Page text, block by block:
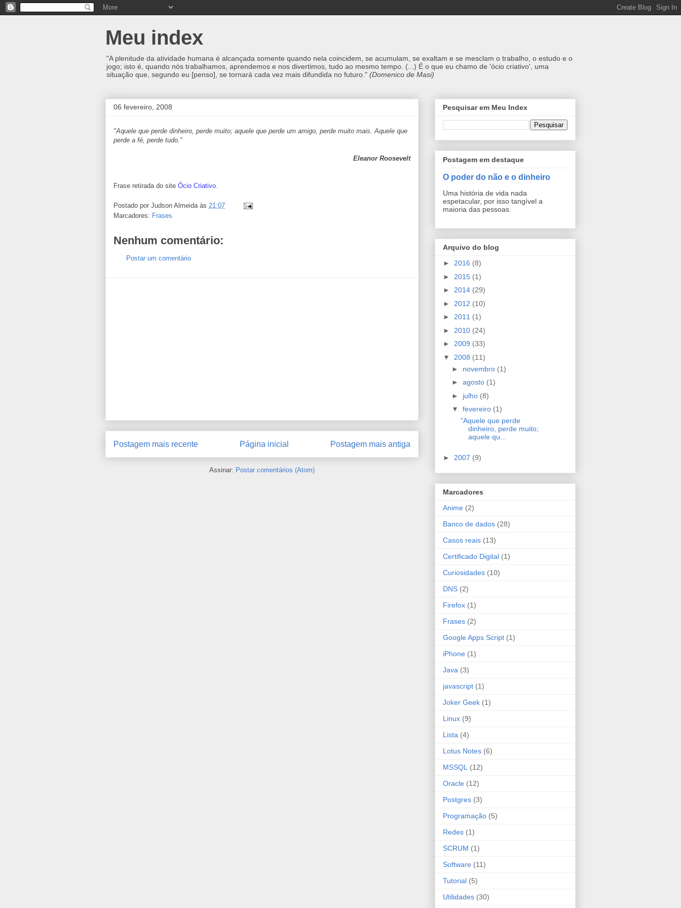
Meu index
"A plenitude da atividade humana é alcançada somente quando nela coincidem, se acumulam, se exaltam e se mesclam o trabalho, o estudo e o
jogo; isto é, quando nós trabalhamos, aprendemos e nos divertimos, tudo ao mesmo tempo. (...) É o que eu chamo de 'ócio criativo', uma
situação que, segundo eu [penso], se tornará cada vez mais difundida no futuro." (Domenico de Masi)
06 fevereiro, 2008
"Aquele que perde dinheiro, perde muito; aquele que perde um amigo, perde muito mais. Aquele que
perde a fé, perde tudo."
Eleanor Roosevelt
Frase retirada do site Ócio Criativo.
Postado por Judson Almeida às 21:07
Marcadores: Frases
Nenhum comentário:
Postar um comentário
Postagem mais recente Postagem mais antiga
Página inicial
Assinar: Postar comentários (Atom)
Pesquisar em Meu Index
Postagem em destaque
O poder do não e o dinheiro
Uma história de vida nada
espetacular, por isso tangível a
maioria das pessoas.
Arquivo do blog
► 2016 (8)
► 2015 (1)
► 2014 (29)
► 2012 (10)
► 2011 (1)
► 2010 (24)
► 2009 (33)
▼ 2008 (11)
► novembro (1)
► agosto (1)
► julho (8)
▼ fevereiro (1)
"Aquele que perde
dinheiro, perde muito;
aquele qu...
► 2007 (9)
Marcadores
Anime (2)
Banco de dados (28)
Casos reais (13)
Certificado Digital (1)
Curiosidades (10)
DNS (2)
Firefox (1)
Frases (2)
Google Apps Script (1)
iPhone (1)
Java (3)
javascript (1)
Joker Geek (1)
Linux (9)
Lista (4)
Lotus Notes (6)
MSSQL
(12)
Oracle (12)
Postgres (3)
Programação (5)
Redes (1)
SCRUM (1)
Software (11)
Tutorial (5)
Utilidades (30)